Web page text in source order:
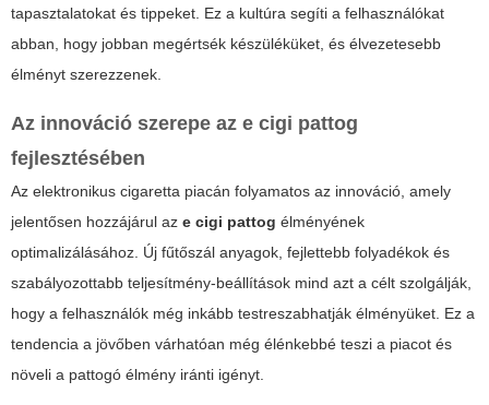
tapasztalatokat és tippeket. Ez a kultúra segíti a felhasználókat
abban, hogy jobban megértsék készüléküket, és élvezetesebb
élményt szerezzenek.
Az innováció szerepe az e cigi pattog
fejlesztésében
Az elektronikus cigaretta piacán folyamatos az innováció, amely
jelentősen hozzájárul az e cigi pattog élményének
optimalizálásához. Új fűtőszál anyagok, fejlettebb folyadékok és
szabályozottabb teljesítmény-beállítások mind azt a célt szolgálják,
hogy a felhasználók még inkább testreszabhatják élményüket. Ez a
tendencia a jövőben várhatóan még élénkebbé teszi a piacot és
növeli a pattogó élmény iránti igényt.